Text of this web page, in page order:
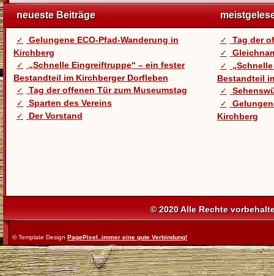
neueste Beiträge
Gelungene ECO-Pfad-Wanderung in
Kirchberg
„Schnelle Eingreiftruppe“ – ein fester
Bestandteil im Kirchberger Dorfleben
Tag der offenen Tür zum Museumstag
Sparten des Vereins
Der Vorstand
Tag der
Bestandteil
Kirchberg
© 2020 Alle Rechte
© Template Design PagePixel..immer eine gute Verbindung!